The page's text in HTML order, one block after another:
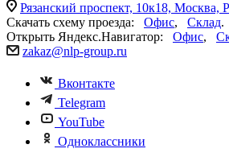
Рязанский проспект, 10к18, Москва,
Скачать схему проезда: Офис, Склад.
Открыть Яндекс.Навигатор: Офис,
zakaz@nlp-group.ru
Вконтакте
Telegram
YouTube
Одноклассники